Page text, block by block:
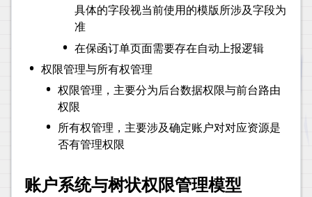
具体的字段视当前使用的模版所涉及字段为
准
• 在保函订单页面需要存在自动上报逻辑
• 权限管理与所有权管理
• 权限管理，主要分为后台数据权限与前台路由
权限
• 所有权管理，主要涉及确定账户对对应资源是
否有管理权限
账户系统与树状权限管理模型